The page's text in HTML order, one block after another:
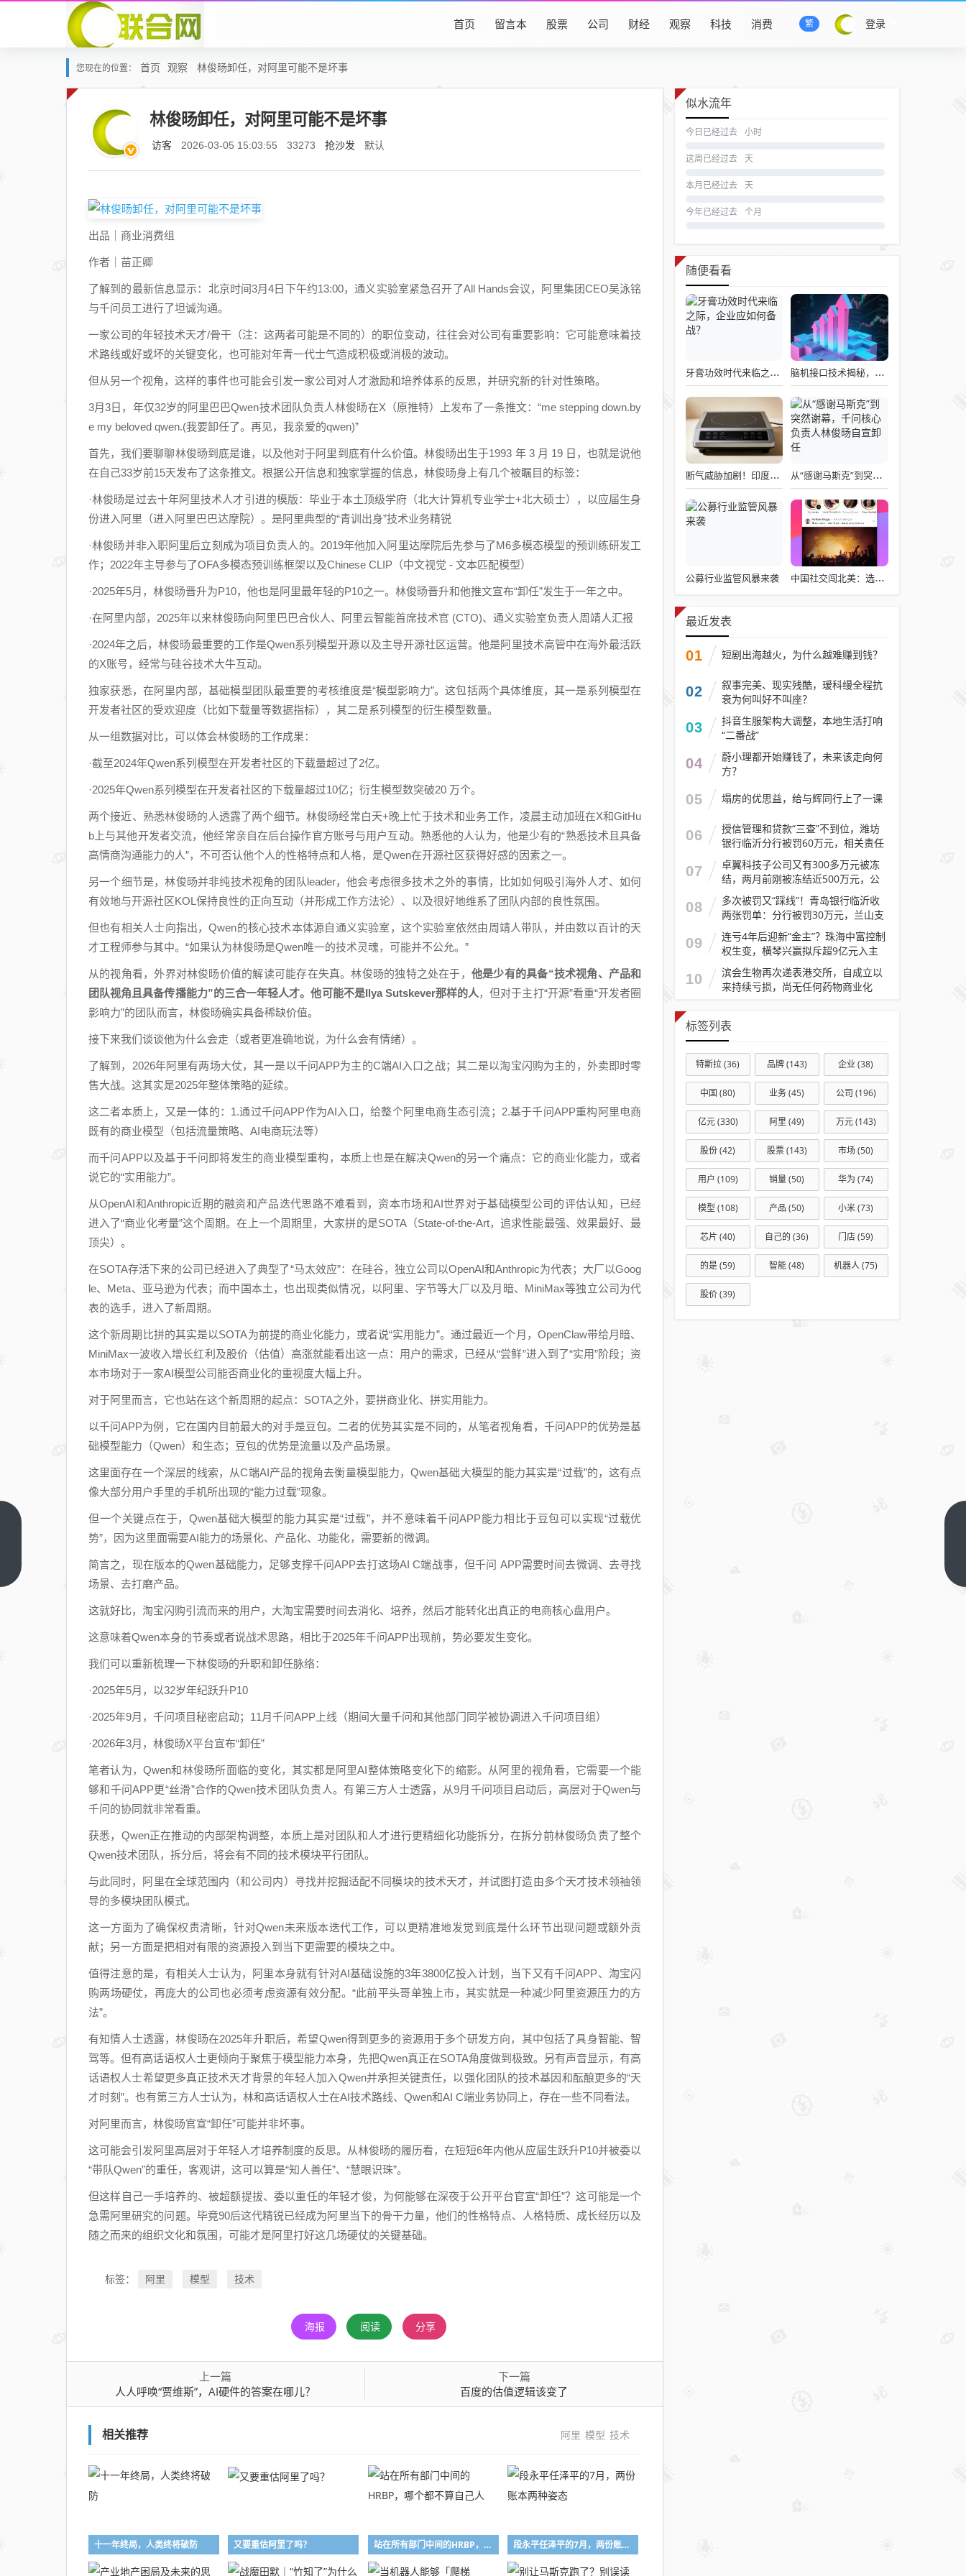
登录
繁
首页 留言本 股票 公司 财经 观察 科技 消费
您现在的位置： 首页 观察 林俊旸卸任，对阿里可能不是坏事
林俊旸卸任，对阿里可能不是坏事
访客 2026-03-05 15:03:55 33273 抢沙发 默认
出品｜商业消费组
作者｜苗正卿
了解到的最新信息显示：北京时间3月4日下午约13:00，通义实验室紧急召开了All Hands会议，阿里集团CEO吴泳铭
与千问员工进行了坦诚沟通。
一家公司的年轻技术天才/骨干（注：这两者可能是不同的）的职位变动，往往会对公司有重要影响：它可能意味着技
术路线或好或坏的关键变化，也可能对年青一代士气造成积极或消极的波动。
但从另一个视角，这样的事件也可能会引发一家公司对人才激励和培养体系的反思，并研究新的针对性策略。
3月3日，年仅32岁的阿里巴巴Qwen技术团队负责人林俊旸在X（原推特）上发布了一条推文：“me stepping down.by
e my beloved qwen.(我要卸任了。再见，我亲爱的qwen)”
首先，我们要聊聊林俊旸到底是谁，以及他对于阿里到底有什么价值。林俊旸出生于1993 年 3 月 19 日，也就是说他
在自己33岁前15天发布了这条推文。根据公开信息和独家掌握的信息，林俊旸身上有几个被瞩目的标签：
·林俊旸是过去十年阿里技术人才引进的模版：毕业于本土顶级学府（北大计算机专业学士+北大硕士），以应届生身
份进入阿里（进入阿里巴巴达摩院）。是阿里典型的“青训出身”技术业务精锐
·林俊旸并非入职阿里后立刻成为项目负责人的。2019年他加入阿里达摩院后先参与了M6多模态模型的预训练研发工
作；2022年主导参与了OFA多模态预训练框架以及Chinese CLIP（中文视觉 - 文本匹配模型）
·2025年5月，林俊旸晋升为P10，他也是阿里最年轻的P10之一。林俊旸晋升和他推文宣布“卸任”发生于一年之中。
·在阿里内部，2025年以来林俊旸向阿里巴巴合伙人、阿里云智能首席技术官 (CTO)、通义实验室负责人周靖人汇报
·2024年之后，林俊旸最重要的工作是Qwen系列模型开源以及主导开源社区运营。他是阿里技术高管中在海外最活跃
的X账号，经常与硅谷技术大牛互动。
独家获悉，在阿里内部，基础模型团队最重要的考核维度是“模型影响力”。这包括两个具体维度，其一是系列模型在
开发者社区的受欢迎度（比如下载量等数据指标），其二是系列模型的衍生模型数量。
从一组数据对比，可以体会林俊旸的工作成果：
·截至2024年Qwen系列模型在开发者社区的下载量超过了2亿。
·2025年Qwen系列模型在开发者社区的下载量超过10亿；衍生模型数突破20 万个。
两个接近、熟悉林俊旸的人透露了两个细节。林俊旸经常白天+晚上忙于技术和业务工作，凌晨主动加班在X和GitHu
b上与其他开发者交流，他经常亲自在后台操作官方账号与用户互动。熟悉他的人认为，他是少有的“熟悉技术且具备
高情商沟通能力的人”，不可否认他个人的性格特点和人格，是Qwen在开源社区获得好感的因素之一。
另一个细节是，林俊旸并非纯技术视角的团队leader，他会考虑很多技术之外的事情，比如如何吸引海外人才、如何
有效地与开源社区KOL保持良性的正向互动（并形成工作方法论）、以及很好地维系了团队内部的良性氛围。
但也有相关人士向指出，Qwen的核心技术本体源自通义实验室，这个实验室依然由周靖人带队，并由数以百计的天
才工程师参与其中。“如果认为林俊旸是Qwen唯一的技术灵魂，可能并不公允。”
从的视角看，外界对林俊旸价值的解读可能存在失真。林俊旸的独特之处在于， 他是少有的具备“技术视角、产品和
团队视角且具备传播能力”的三合一年轻人才。他可能不是Ilya Sutskever那样的人，但对于主打“开源”看重“开发者圈
影响力”的团队而言，林俊旸确实具备稀缺价值。
接下来我们谈谈他为什么会走（或者更准确地说，为什么会有情绪）。
了解到，2026年阿里有两场大仗，其一是以千问APP为主的C端AI入口之战；其二是以淘宝闪购为主的，外卖即时零
售大战。这其实是2025年整体策略的延续。
这二者本质上，又是一体的：1.通过千问APP作为AI入口，给整个阿里电商生态引流；2.基于千问APP重构阿里电商
既有的商业模型（包括流量策略、AI电商玩法等）
而千问APP以及基于千问即将发生的商业模型重构，本质上也是在解决Qwen的另一个痛点：它的商业化能力，或者
说它的“实用能力”。
从OpenAI和Anthropic近期的融资和产品迭代思路不难看到，资本市场和AI世界对于基础模型公司的评估认知，已经
进入了“商业化考量”这个周期。在上一个周期里，大家拼的是SOTA（State-of-the-Art，追求性能最强、效果最好、最
顶尖）。
在SOTA存活下来的公司已经进入了典型了“马太效应”：在硅谷，独立公司以OpenAI和Anthropic为代表；大厂以Goog
le、Meta、亚马逊为代表；而中国本土，也出现类似情况，以阿里、字节等大厂以及月暗、MiniMax等独立公司为代
表的选手，进入了新周期。
这个新周期比拼的其实是以SOTA为前提的商业化能力，或者说“实用能力”。通过最近一个月，OpenClaw带给月暗、
MiniMax一波收入增长红利及股价（估值）高涨就能看出这一点：用户的需求，已经从“尝鲜”进入到了“实用”阶段；资
本市场对于一家AI模型公司能否商业化的重视度大幅上升。
对于阿里而言，它也站在这个新周期的起点：SOTA之外，要拼商业化、拼实用能力。
以千问APP为例，它在国内目前最大的对手是豆包。二者的优势其实是不同的，从笔者视角看，千问APP的优势是基
础模型能力（Qwen）和生态；豆包的优势是流量以及产品场景。
这里面存在一个深层的线索，从C端AI产品的视角去衡量模型能力，Qwen基础大模型的能力其实是“过载”的，这有点
像大部分用户手里的手机所出现的“能力过载”现象。
但一个关键点在于，Qwen基础大模型的能力其实是“过载”，并不意味着千问APP能力相比于豆包可以实现“过载优
势”，因为这里面需要AI能力的场景化、产品化、功能化，需要新的微调。
简言之，现在版本的Qwen基础能力，足够支撑千问APP去打这场AI C端战事，但千问 APP需要时间去微调、去寻找
场景、去打磨产品。
这就好比，淘宝闪购引流而来的用户，大淘宝需要时间去消化、培养，然后才能转化出真正的电商核心盘用户。
这意味着Qwen本身的节奏或者说战术思路，相比于2025年千问APP出现前，势必要发生变化。
我们可以重新梳理一下林俊旸的升职和卸任脉络：
·2025年5月，以32岁年纪跃升P10
·2025年9月，千问项目秘密启动；11月千问APP上线（期间大量千问和其他部门同学被协调进入千问项目组）
·2026年3月，林俊旸X平台宣布“卸任”
笔者认为，Qwen和林俊旸所面临的变化，其实都是阿里AI整体策略变化下的缩影。从阿里的视角看，它需要一个能
够和千问APP更“丝滑”合作的Qwen技术团队负责人。有第三方人士透露，从9月千问项目启动后，高层对于Qwen与
千问的协同就非常看重。
获悉，Qwen正在推动的内部架构调整，本质上是对团队和人才进行更精细化功能拆分，在拆分前林俊旸负责了整个
Qwen技术团队，拆分后，将会有不同的技术模块平行团队。
与此同时，阿里在全球范围内（和公司内）寻找并挖掘适配不同模块的技术天才，并试图打造由多个天才技术领袖领
导的多模块团队模式。
这一方面为了确保权责清晰，针对Qwen未来版本迭代工作，可以更精准地发觉到底是什么环节出现问题或额外贡
献；另一方面是把相对有限的资源投入到当下更需要的模块之中。
值得注意的是，有相关人士认为，阿里本身就有针对AI基础设施的3年3800亿投入计划，当下又有千问APP、淘宝闪
购两场硬仗，再庞大的公司也必须考虑资源有效分配。“此前平头哥单独上市，其实就是一种减少阿里资源压力的方
法”。
有知情人士透露，林俊旸在2025年升职后，希望Qwen得到更多的资源用于多个研发方向，其中包括了具身智能、智
驾等。但有高话语权人士更倾向于聚焦于模型能力本身，先把Qwen真正在SOTA角度做到极致。另有声音显示，有高
话语权人士希望更多真正技术天才背景的年轻人加入Qwen并承担关键责任，以强化团队的技术基因和酝酿更多的“天
才时刻”。也有第三方人士认为，林和高话语权人士在AI技术路线、Qwen和AI C端业务协同上，存在一些不同看法。
对阿里而言，林俊旸官宣“卸任”可能并非坏事。
这可能会引发阿里高层对于年轻人才培养制度的反思。从林俊旸的履历看，在短短6年内他从应届生跃升P10并被委以
“带队Qwen”的重任，客观讲，这可以算是“知人善任”、“慧眼识珠”。
但这样自己一手培养的、被超额提拔、委以重任的年轻才俊，为何能够在深夜于公开平台官宣“卸任”？这可能是一个
急需阿里研究的问题。毕竟90后这代精锐已经成为阿里当下的骨干力量，他们的性格特点、人格特质、成长经历以及
随之而来的组织文化和氛围，可能才是阿里打好这几场硬仗的关键基础。
标签： 阿里 模型 技术
海报 阅读 分享
上一篇
人人呼唤“贾维斯”，AI硬件的答案在哪儿？
下一篇
百度的估值逻辑该变了
相关推荐 阿里 模型 技术
十一年终局，人类终将破防 又要重估阿里了吗？ 站在所有部门中间的HRBP，哪个都不算自己人 段永平任泽平的7月，两份账本两种姿态
似水流年
今日已经过去 小时
这周已经过去 天
本月已经过去 天
今年已经过去 个月
随便看看
牙膏功效时代来临之际，企业应如何备战？ 脑机接口技术揭秘，引领读心术革命的领跑者大盘点
断气威胁加剧！印度民众疯抢电磁炉 制造商将从中国空运部件 从“感谢马斯克”到突然谢幕，千问核心负责人林俊旸自宣卸任
公募行业监管风暴来袭 中国社交闯北美：选择远大于努力
最近发表
01 短剧出海越火，为什么越难赚到钱？
02
叙事完美、现实残酷，瑷科缦全程抗
衰为何叫好不叫座？
03
抖音生服架构大调整，本地生活打响
“二番战”
04
蔚小理都开始赚钱了，未来该走向何
方？
05 塌房的优思益，给与辉同行上了一课
06
授信管理和贷款“三查”不到位，潍坊
银行临沂分行被罚60万元，相关责任
人被警告
07
卓翼科技子公司又有300多万元被冻
结，两月前刚被冻结近500万元，公
司去年预计亏损至少2.1亿元
08
多次被罚又“踩线”！青岛银行临沂收
两张罚单：分行被罚30万元，兰山支
行被罚30万元
09
连亏4年后迎新“金主”？珠海中富控制
权生变，横琴兴赢拟斥超9亿元入主
10
滨会生物再次递表港交所，自成立以
来持续亏损，尚无任何药物商业化
标签列表
特斯拉(36) 品牌(143) 企业(38)
中国 (80) 业务(45) 公司 (196)
亿元(330) 阿里 (49) 万元(143)
股份(42) 股票(143) 市场(50)
用户 (109) 销量(50) 华为 (74)
模型 (108) 产品 (50) 小米(73)
芯片 (40) 自己的 (36) 门店(59)
的是(59) 智能(48) 机器人(75)
股价(39)